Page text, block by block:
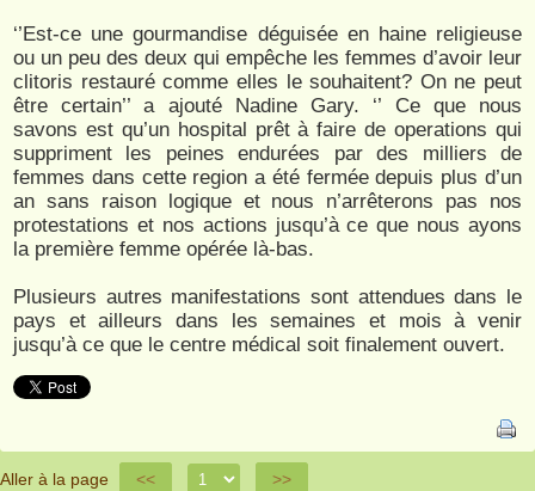
‘’Est-ce une gourmandise déguisée en haine religieuse
ou un peu des deux qui empêche les femmes d’avoir leur
clitoris restauré comme elles le souhaitent? On ne peut
être certain’’ a ajouté Nadine Gary. ‘’ Ce que nous
savons est qu’un hospital prêt à faire de operations qui
suppriment les peines endurées par des milliers de
femmes dans cette region a été fermée depuis plus d’un
an sans raison logique et nous n’arrêterons pas nos
protestations et nos actions jusqu’à ce que nous ayons
la première femme opérée là-bas.
Plusieurs autres manifestations sont attendues dans le
pays et ailleurs dans les semaines et mois à venir
jusqu’à ce que le centre médical soit finalement ouvert.
Aller à la page << >>